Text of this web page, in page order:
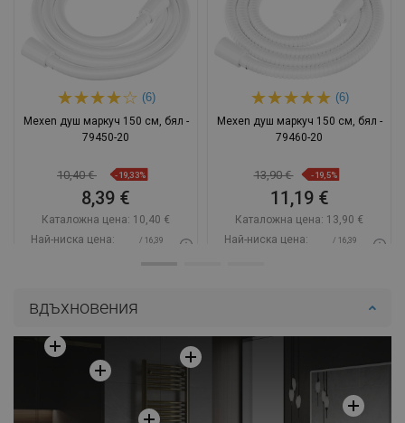
(6)
Mexen душ маркуч 150 см, бял -
79450-20
10,40 € -19,33%
8,39 €
Каталожна цена: 10,40 €
Най-ниска цена:
/ 16,39
Добави в количката
favorite_border Любима
Сравнете
(6)
Mexen душ маркуч 150 см, бял -
79460-20
13,90 € -19,5%
11,19 €
Каталожна цена: 13,90 €
Най-ниска цена:
/ 16,39
Добави в количката
favorite_border Любима
Сравнете
вдъхновения